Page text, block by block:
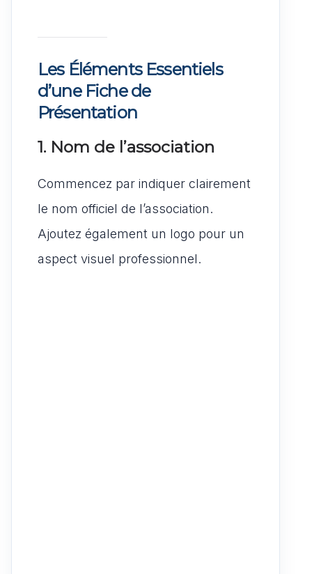
Les Éléments Essentiels
d’une Fiche de
Présentation
1. Nom de l’association
Commencez par indiquer clairement
le nom officiel de l’association.
Ajoutez également un logo pour un
aspect visuel professionnel.